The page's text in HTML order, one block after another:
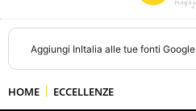
Aggiungi InItalia alle tue fonti
HOME ECCELLENZE